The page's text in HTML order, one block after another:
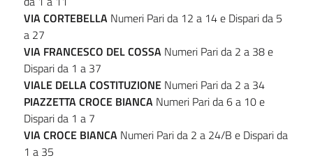
VIA CORTEBELLA Numeri Pari da 12 a 14 e Dispari da 5
a 27
VIA FRANCESCO DEL COSSA Numeri Pari da 2 a 38 e
Dispari da 1 a 37
VIALE DELLA COSTITUZIONE Numeri Pari da 2 a 34
PIAZZETTA CROCE BIANCA Numeri Pari da 6 a 10 e
Dispari da 1 a 7
VIA CROCE BIANCA Numeri Pari da 2 a 24/B e Dispari da
1 a 35